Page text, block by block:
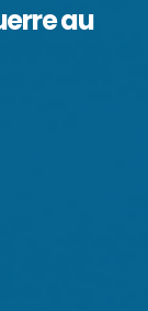
au